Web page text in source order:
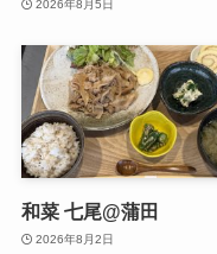
2026年8月5日
和菜 七尾@蒲田
2026年8月2日